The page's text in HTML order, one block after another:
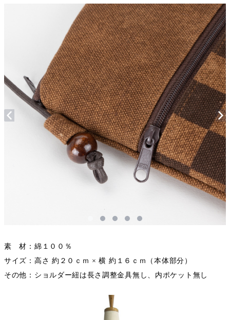
素 材：綿１００％
サイズ：高さ 約２０ｃｍ × 横 約１６ｃｍ（本体部分）
その他：ショルダー紐は長さ調整金具無し、内ポケット無し